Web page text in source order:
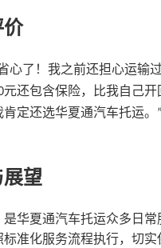
价
心了！我之前还担心运输
元还包含保险，比我自己
定还选华夏通汽车托运。 ”
望
华夏通汽车托运众多日
准化服务流程执行，切